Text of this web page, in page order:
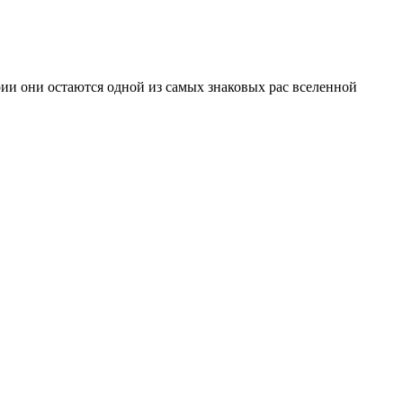
они остаются одной из самых знаковых рас вселенной